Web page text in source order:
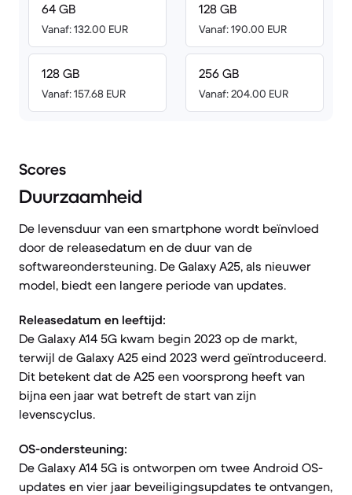
64 GB
Vanaf: 132.00 EUR
128 GB
Vanaf: 157.68 EUR
128 GB
Vanaf: 190.00 EUR
256 GB
Vanaf: 204.00 EUR
Scores
Duurzaamheid
De levensduur van een smartphone wordt beïnvloed
door de releasedatum en de duur van de
softwareondersteuning. De Galaxy A25, als nieuwer
model, biedt een langere periode van updates.
Releasedatum en leeftijd:
De Galaxy A14 5G kwam begin 2023 op de markt,
terwijl de Galaxy A25 eind 2023 werd geïntroduceerd.
Dit betekent dat de A25 een voorsprong heeft van
bijna een jaar wat betreft de start van zijn
levenscyclus.
OS-ondersteuning:
De Galaxy A14 5G is ontworpen om twee Android OS-
updates en vier jaar beveiligingsupdates te ontvangen,